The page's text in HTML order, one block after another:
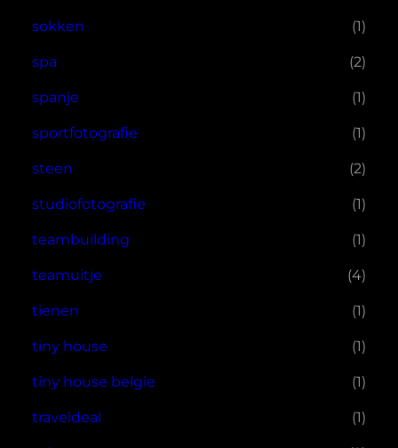
sokken (1)
spa (2)
spanje (1)
sportfotografie (1)
steen (2)
studiofotografie (1)
teambuilding (1)
teamuitje (4)
tienen (1)
tiny house (1)
tiny house belgie (1)
traveldeal (1)